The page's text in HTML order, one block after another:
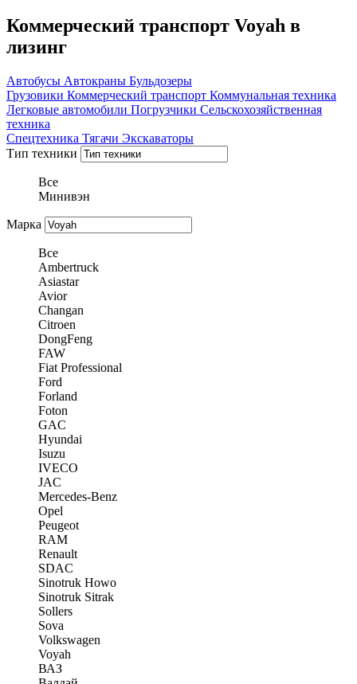
Коммерческий транспорт Voyah в
лизинг
Автобусы Автокраны Бульдозеры
Грузовики Коммерческий транспорт Коммунальная техника
Легковые автомобили Погрузчики Сельскохозяйственная
техника
Спецтехника Тягачи Экскаваторы
Тип техники
Все
Минивэн
Марка
Все
Ambertruck
Asiastar
Avior
Changan
Citroen
DongFeng
FAW
Fiat Professional
Ford
Forland
Foton
GAC
Hyundai
Isuzu
IVECO
JAC
Mercedes-Benz
Opel
Peugeot
RAM
Renault
SDAC
Sinotruk Howo
Sinotruk Sitrak
Sollers
Sova
Volkswagen
Voyah
ВАЗ